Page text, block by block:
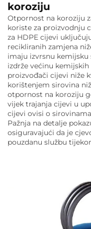
koroziju
Otpornost na koroziju
koriste za proizvodnju
za HDPE cijevi
recikliranih zamjena
imaju izvrsnu
izdrže većinu
proizvođači cijevi niže
korištenjem sirovina
otpornost na koroziju
vijek trajanja cijevi u
cijevi ovisi o
Pažnja na detalje
osiguravajući da je
pouzdanu službu